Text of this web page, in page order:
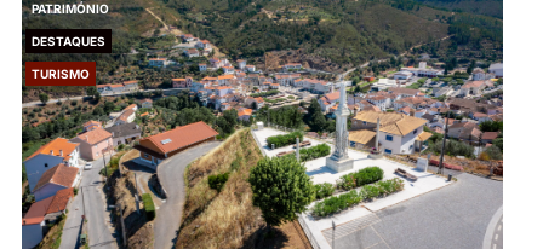
PATRIMÓNIO
DESTAQUES
TURISMO